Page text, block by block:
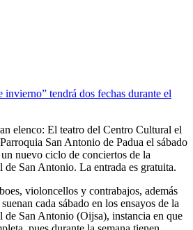
elenco: El teatro del Centro Cultural el
San Antonio de Padua el sábado
nuevo ciclo de conciertos de la
San Antonio. La entrada es gratuita.
violoncellos y contrabajos, además
cada sábado en los ensayos de la
San Antonio (Oijsa), instancia en que